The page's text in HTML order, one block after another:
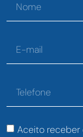
Aceito receber